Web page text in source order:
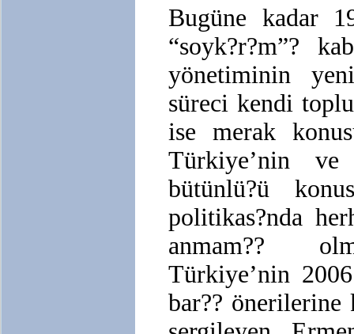
Bugüne kadar
“soyk?r?m”?
yönetiminin
süreci kendi
ise merak
Türkiye’nin ve
bütünlü?ü
politikas?nda
anmam??
Türkiye’nin
bar?? önerilerine